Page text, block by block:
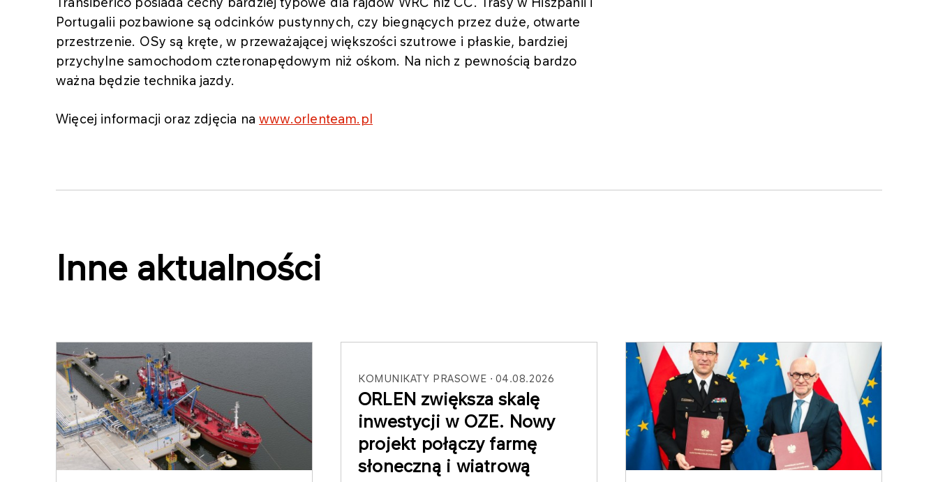
Portugalii pozbawione są odcinków pustynnych, czy biegnących przez duże, otwarte
przestrzenie. OSy są kręte, w przeważającej większości szutrowe i płaskie, bardziej
przychylne samochodom czteronapędowym niż ośkom. Na nich z pewnością bardzo
ważna będzie technika jazdy.
Więcej informacji oraz zdjęcia nawww.orlenteam.pl
Inne aktualności
KOMUNIKATY PRASOWE 04.08.2026
ORLEN zwiększa skalę
inwestycji w OZE. Nowy
projekt połączy farmę
słoneczną i wiatrową